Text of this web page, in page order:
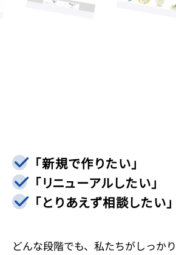
ンドビル3F
TEL 025-247-
FAX 025-247-
「新規で作りたい」
「リニューアルしたい」
「とりあえず相談したい」
どんな段階でも、私たちがしっか